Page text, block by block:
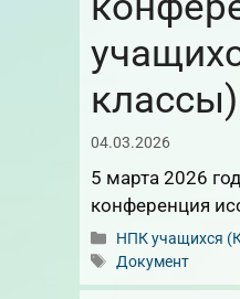
классы)
04.03.2026
5 марта 2026
конференция
Рубрики
НПК учащихся
Метки
Документ